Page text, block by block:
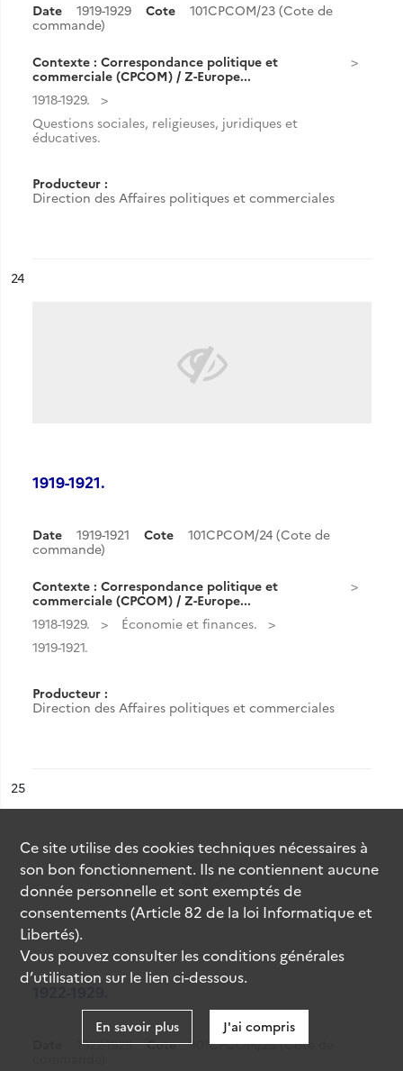
Date 1919-1929 Cote
101CPCOM/23 (Cote de
commande)
Contexte : Correspondance politique et
commerciale (CPCOM) / Z-Europe...
1918-1929.
Questions sociales, religieuses, juridiques et
éducatives.
Producteur :
Direction des Affaires politiques et commerciales
n°
24
1919-1921.
Date 1919-1921 Cote
101CPCOM/24 (Cote de
commande)
Contexte : Correspondance politique et
commerciale (CPCOM) / Z-Europe...
1918-1929.
Économie et finances.
1919-1921.
Producteur :
Direction des Affaires politiques et commerciales
n°
25
1922-1929 Cote
101CPCOM/25 (Cote de
Ce site utilise descookiestechniques nécessaires à
son bon fonctionnement. Ils ne contiennent aucune
donnée personnelle et sont exemptés de
consentements (Article 82 de la loi Informatique et
Libertés).
Vous pouvez consulter les conditions générales
d’utilisation sur le lien ci-dessous.
En savoir plus J'ai compris